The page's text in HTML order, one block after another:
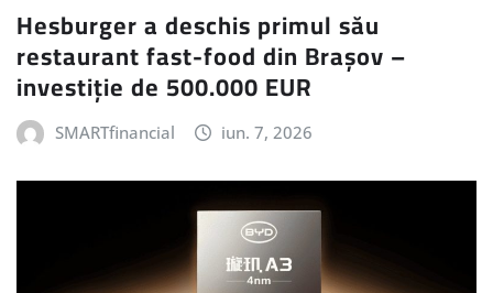
Hesburger a deschis primul său
restaurant fast-food din Brașov –
investiție de 500.000 EUR
SMARTfinancial iun. 7, 2026